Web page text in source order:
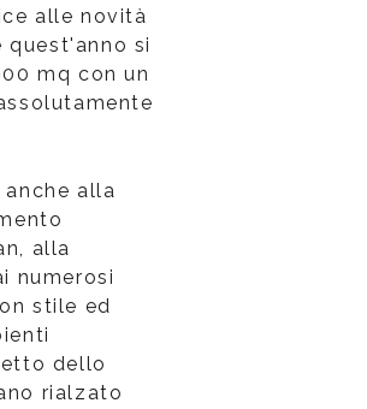
alle novità
si
mq con un
alla
alla
numerosi
stile ed
dello
rialzato